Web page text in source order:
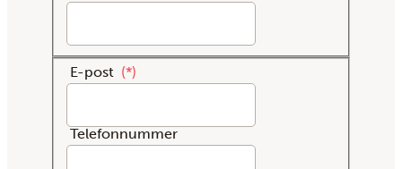
E-post *
Telefonnummer